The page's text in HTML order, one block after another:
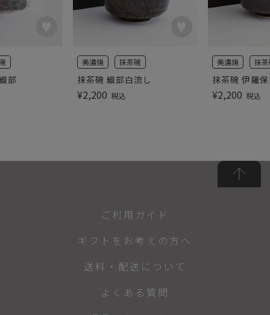
部 抹茶碗 織部白流し
美濃焼 抹茶碗
¥2,200 税込
抹茶碗 伊羅
美濃焼 抹
¥2,200 税込
ご利用ガイド
ギフトをお考えの方へ
送料・配送について
よくある質問